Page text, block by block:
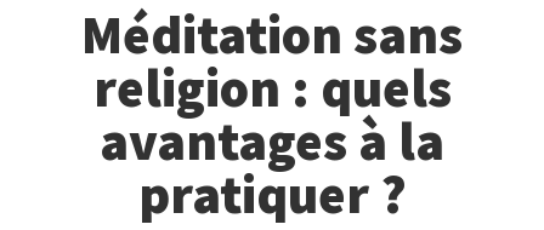
Méditation sans
religion : quels
avantages à la
pratiquer ?